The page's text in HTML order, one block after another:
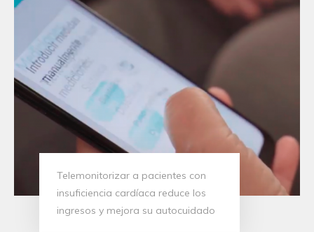
Telemonitorizar a pacientes con
insuficiencia cardíaca reduce los
ingresos y mejora su autocuidado